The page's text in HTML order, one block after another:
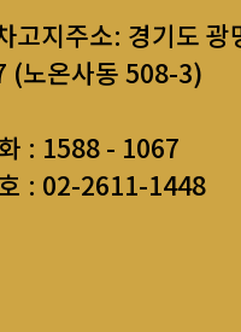
고지주소: 경기도 광
(노온사동 508-3)
: 1588 - 1067
: 02-2611-1448